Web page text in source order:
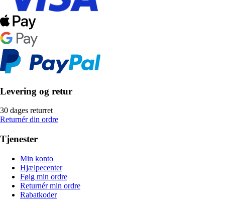
Levering og retur
30 dages returret
Returnér din ordre
Tjenester
Min konto
Hjælpecenter
Følg min ordre
Returnér min ordre
Rabatkoder